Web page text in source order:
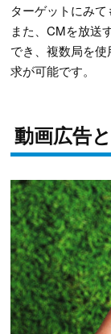
ターゲットにみて
また、CMを放送
でき、複数局を
求が可能です。
動画広告